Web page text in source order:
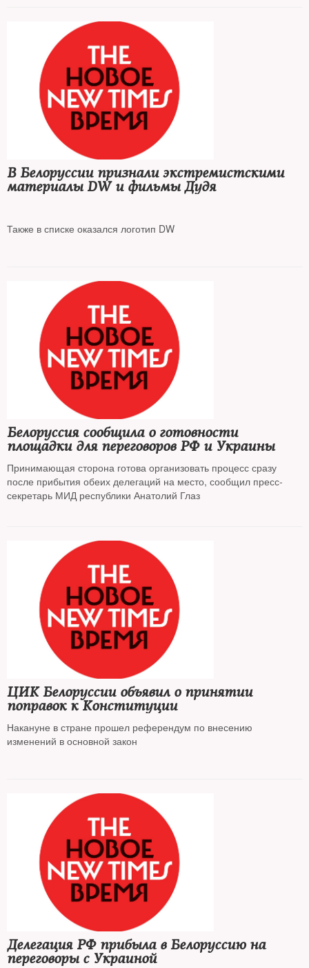
В Белоруссии признали экстремистскими
материалы DW и фильмы Дудя
Также в списке оказался логотип DW
Белоруссия сообщила о готовности
площадки для переговоров РФ и Украины
Принимающая сторона готова организовать процесс сразу
после прибытия обеих делегаций на место, сообщил пресс-
секретарь МИД республики Анатолий Глаз
ЦИК Белоруссии объявил о принятии
поправок к Конституции
Накануне в стране прошел референдум по внесению
изменений в основной закон
Делегация РФ прибыла в Белоруссию на
переговоры с Украиной